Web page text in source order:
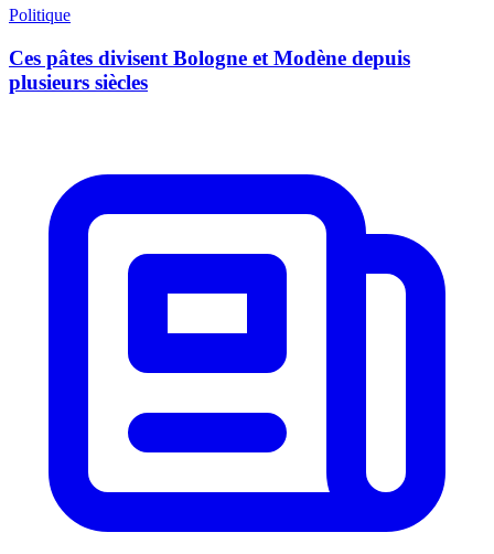
Politique
Ces pâtes divisent Bologne et Modène depuis
plusieurs siècles